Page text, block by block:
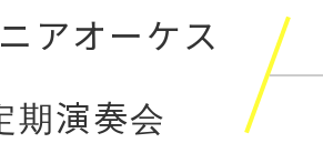
アオーケス
期演奏会